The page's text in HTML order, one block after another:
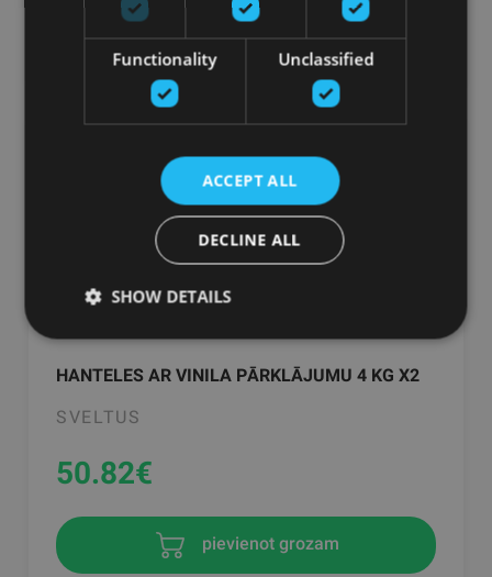
pievienot grozam
HANTELES AR VINILA PĀRKLĀJUMU 4 KG X2
SVELTUS
50.82€
pievienot grozam
Functionality Unclassified
ACCEPT ALL
DECLINE ALL
SHOW DETAILS